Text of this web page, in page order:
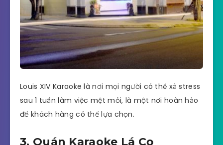
Louis XIV Karaoke là nơi mọi người có thể xả stress
sau 1 tuần làm việc mệt mỏi, là một nơi hoàn hảo
để khách hàng có thể lựa chọn.
3. Quán Karaoke Lá Cọ